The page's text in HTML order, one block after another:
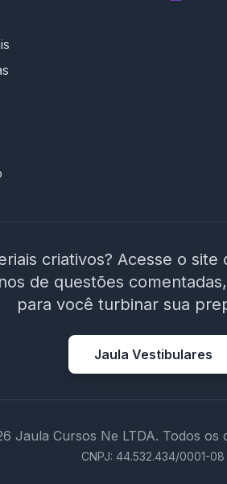
criativos? Acesse o
de questões
para você turbinar sua
Jaula Vestibulares
Jaula Cursos Ne LTDA. Todos os
CNPJ: 44.532.434/0001-08